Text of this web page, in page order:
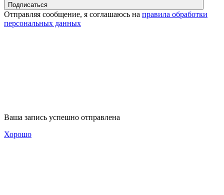
Подписаться
Отправляя сообщение, я соглашаюсь на правила обработки
персональных данных
Ваша запись успешно отправлена
Хорошо